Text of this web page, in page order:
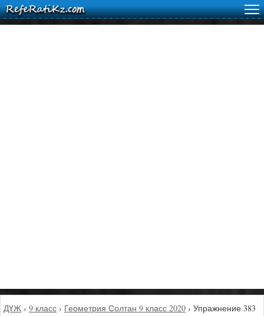
ДҮЖ › 9 класс › Геометрия Солтан 9 класс 2020 › Упражнение 383